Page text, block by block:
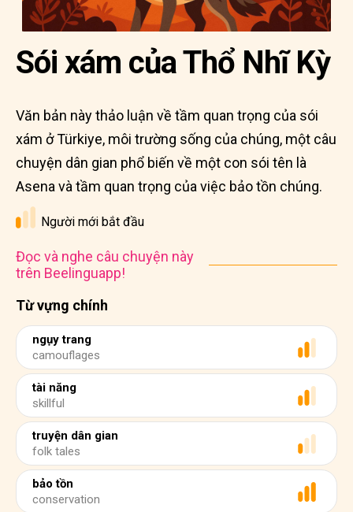
Từ vựng chính
ngụy trang
camouflages
tài năng
skillful
truyện dân gian
folk tales
bảo tồn
conservation
Sói xám của Thổ Nhĩ Kỳ
Văn bản này thảo luận về tầm quan trọng của sói
xám ở Türkiye, môi trường sống của chúng, một câu
chuyện dân gian phổ biến về một con sói tên là
Asena và tầm quan trọng của việc bảo tồn chúng.
Người mới bắt đầu
Đọc và nghe câu chuyện này
trên Beelinguapp!